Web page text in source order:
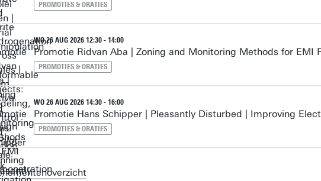
PROMOTIES & ORATIES
WO 26 AUG 2026 12:30 - 14:00
Promotie Ridvan Aba | Zoning and Monitoring Methods for EMI
PROMOTIES & ORATIES
WO 26 AUG 2026 14:30 - 16:00
Promotie Hans Schipper | Pleasantly Disturbed | Improving
PROMOTIES & ORATIES